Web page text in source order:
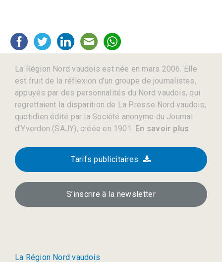
La Région Nord vaudois est née en mars 2006. Elle
est fruit de la réflexion d’un groupe de journalistes,
appuyés par des personnalités du Nord vaudois, qui
regrettaient la disparition de La Presse Nord vaudois,
quotidien édité par la Société anonyme du Journal
d’Yverdon (SAJY), créée en 1901. En savoir plus
Tarifs publicitaires
S’inscrire à la newsletter
La Région Nord vaudois